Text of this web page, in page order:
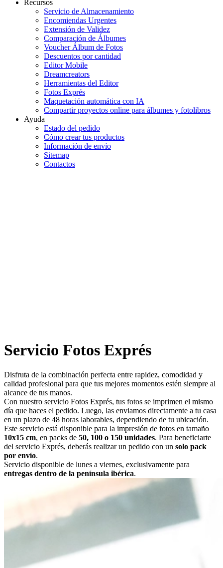
Recursos
Servicio de Almacenamiento
Encomiendas Urgentes
Extensión de Validez
Comparación de Álbumes
Voucher Álbum de Fotos
Descuentos por cantidad
Editor Mobile
Dreamcreators
Herramientas del Editor
Fotos Exprés
Maquetación automática con IA
Compartir proyectos online para álbumes y fotolibros
Ayuda
Estado del pedido
Cómo crear tus productos
Información de envío
Sitemap
Contactos
Servicio Fotos Exprés
Disfruta de la combinación perfecta entre rapidez, comodidad y
calidad profesional para que tus mejores momentos estén siempre al
alcance de tus manos.
Con nuestro servicio Fotos Exprés, tus fotos se imprimen el mismo
día que haces el pedido. Luego, las enviamos directamente a tu casa
en un plazo de 48 horas laborables, dependiendo de tu ubicación.
Este servicio está disponible para la impresión de fotos en tamaño
10x15 cm, en packs de 50, 100 o 150 unidades. Para beneficiarte
del servicio Exprés, deberás realizar un pedido con un solo pack
por envío.
Servicio disponible de lunes a viernes, exclusivamente para
entregas dentro de la península ibérica.